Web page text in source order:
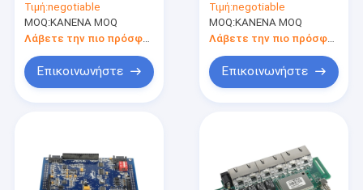
πρωτοτύπων
ενότητας ελέγχου
Τιμή:negotiable
MOQ:ΚΑΝΕΝΑ MOQ
Λάβετε την πιο πρόσφατη τιμή
Επικοινωνήστε
στροφής
ηλεκτρονικής EMS
Τιμή:negotiable
MOQ:ΚΑΝΕΝΑ MOQ
Επικοινωνήστε